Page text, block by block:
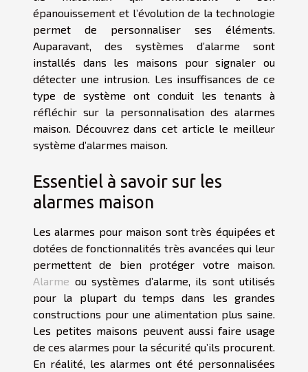
épanouissement et l’évolution de la technologie
permet de personnaliser ses éléments.
Auparavant, des systèmes d’alarme sont
installés dans les maisons pour signaler ou
détecter une intrusion. Les insuffisances de ce
type de système ont conduit les tenants à
réfléchir sur la personnalisation des alarmes
maison. Découvrez dans cet article le meilleur
système d’alarmes maison.
Essentiel à savoir sur les
alarmes maison
Les alarmes pour maison sont très équipées et
dotées de fonctionnalités très avancées qui leur
permettent de bien protéger votre maison.
Alarme ou systèmes d’alarme, ils sont utilisés
pour la plupart du temps dans les grandes
constructions pour une alimentation plus saine.
Les petites maisons peuvent aussi faire usage
de ces alarmes pour la sécurité qu’ils procurent.
En réalité, les alarmes ont été personnalisées